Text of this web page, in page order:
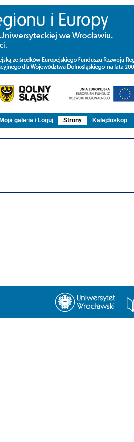
Moja galeria / Loguj Strony Kalejdoskop